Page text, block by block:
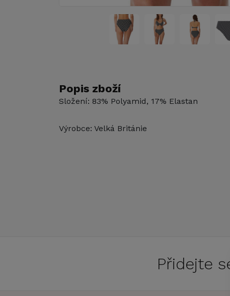
Popis zboží
Složení: 83% Polyamid, 17% Elastan
Výrobce: Velká Británie
Přidejte